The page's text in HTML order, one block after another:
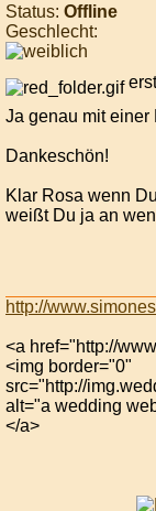
Status: Offline
Geschlecht:
Ja genau mit einer
Dankeschön!
Klar Rosa wenn
weißt Du ja an
http://
<a href="http://
<img border="0"
src="http://
alt="a wedding
</a>